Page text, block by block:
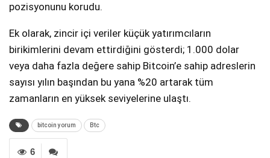
pozisyonunu korudu.
Ek olarak, zincir içi veriler küçük yatırımcıların
birikimlerini devam ettirdiğini gösterdi; 1.000 dolar
veya daha fazla değere sahip Bitcoin’e sahip adreslerin
sayısı yılın başından bu yana %20 artarak tüm
zamanların en yüksek seviyelerine ulaştı.
bitcoin yorum Btc
6